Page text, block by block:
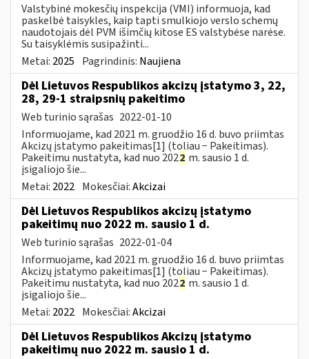
Valstybinė mokesčių inspekcija (VMI) informuoja, kad
paskelbė taisykles, kaip tapti smulkiojo verslo schemų
naudotojais dėl PVM išimčių kitose ES valstybėse narėse.
Su taisyklėmis susipažinti...
Metai: 2025 Pagrindinis: Naujiena
Dėl Lietuvos Respublikos akcizų įstatymo 3, 22,
28, 29-1 straipsnių pakeitimo
Web turinio sąrašas 2022-01-10
Informuojame, kad 2021 m. gruodžio 16 d. buvo priimtas
Akcizų įstatymo pakeitimas[1] (toliau − Pakeitimas).
Pakeitimu nustatyta, kad nuo 2022 m. sausio 1 d.
įsigaliojo šie...
Metai: 2022 Mokesčiai:Akcizai
Dėl Lietuvos Respublikos akcizų įstatymo
pakeitimų nuo 2022 m. sausio 1 d.
Web turinio sąrašas 2022-01-04
Informuojame, kad 2021 m. gruodžio 16 d. buvo priimtas
Akcizų įstatymo pakeitimas[1] (toliau − Pakeitimas).
Pakeitimu nustatyta, kad nuo 2022 m. sausio 1 d.
įsigaliojo šie...
Metai: 2022 Mokesčiai:Akcizai
Dėl Lietuvos Respublikos Akcizų įstatymo
pakeitimų nuo 2022 m. sausio 1 d.